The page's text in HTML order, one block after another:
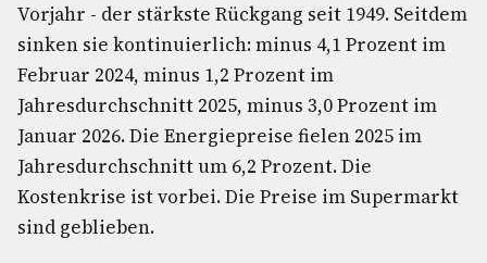
Vorjahr - der stärkste Rückgang seit 1949. Seitdem
sinken sie kontinuierlich: minus 4,1 Prozent im
Februar 2024, minus 1,2 Prozent im
Jahresdurchschnitt 2025, minus 3,0 Prozent im
Januar 2026. Die Energiepreise fielen 2025 im
Jahresdurchschnitt um 6,2 Prozent. Die
Kostenkrise ist vorbei. Die Preise im Supermarkt
sind geblieben.